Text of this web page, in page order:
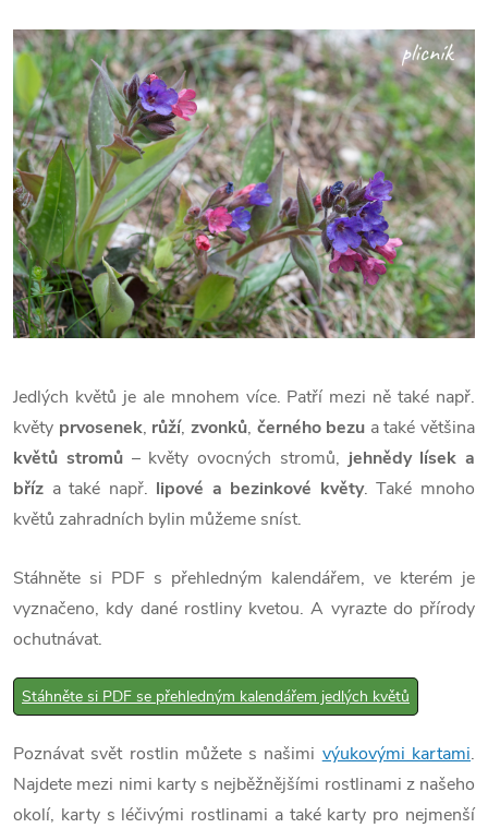
Jedlých květů je ale mnohem více. Patří mezi ně také např.
květy prvosenek, růží, zvonků, černého bezu a také většina
květů stromů– květy ovocných stromů, jehnědy lísek a
bříz a také např. lipové a bezinkové květy. Také mnoho
květů zahradních bylin můžeme sníst.
Stáhněte si PDF s přehledným kalendářem, ve kterém je
vyznačeno, kdy dané rostliny kvetou. A vyrazte do přírody
ochutnávat.
Stáhněte si PDF se přehledným kalendářem jedlých květů
Poznávat svět rostlin můžete s našimi výukovými kartami.
Najdete mezi nimi karty s nejběžnějšími rostlinami z našeho
okolí, karty s léčivými rostlinami a také karty pro nejmenší